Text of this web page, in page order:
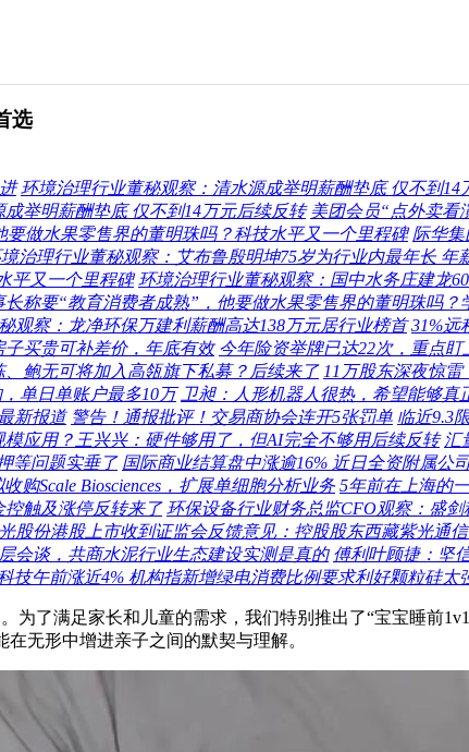
选
环境治理行业董秘观察：清水源成举明薪酬垫底 仅不到14
举明薪酬垫底 仅不到14万元后续反转 美团会员“点外卖看
做水果零售界的董明珠吗？科技水平又一个里程碑 际华集
治理行业董秘观察：艾布鲁殷明坤75岁为行业内最年长 年
平又一个里程碑 环境治理行业董秘观察：国中水务庄建龙
长称要“教育消费者成熟”，他要做水果零售界的董明珠吗？
观察：龙净环保万建利薪酬高达138万元居行业榜首 31%远
买贵可补差价，年底有效 今年险资举牌已达22次，重点
鲍无可将加入高瓴旗下私募？后续来了 11万股东深夜惊
单日单账户最多10万 卫昶：人形机器人很热，希望能够真
新报道 警告！通报批评！交易商协会连开5张罚单 临近9.3
模应用？王兴兴：硬件够用了，但AI完全不够用后续反转 汇
等问题实垂了 国际商业结算盘中涨逾16% 近日全资附属公
收购Scale Biosciences，扩展单细胞分析业务 5年前在上海的
控触及涨停反转来了 环保设备行业财务总监CFO观察：盛
股份港股上市收到证监会反馈意见：控股股东西藏紫光通
会谈，共商水泥行业生态建设实测是真的 傅利叶顾捷：坚
技午前涨近4% 机构指新增绿电消费比例要求利好颗粒硅太
为了满足家长和儿童的需求，我们特别推出了“宝宝睡前
无形中增进亲子之间的默契与理解。